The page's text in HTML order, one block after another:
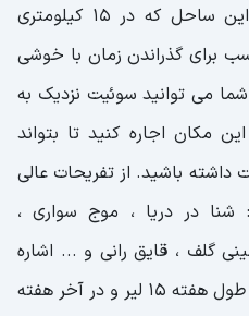
بسیار عالی و زیبا می باشد. این ساحل که در 15 کیلومتری
برای گذراندن زمان با خوشی
می توانید سوئیت نزدیک به
مکان اجاره کنید تا بتواند
داشته باشید. از تفریحات عالی
در دریا ، موج سواری ،
گلف ، قایق رانی و ... اشاره
کرد.هزینه ورودی این ساحل در طول هفته ۱۵ لیر و در آخر هفته